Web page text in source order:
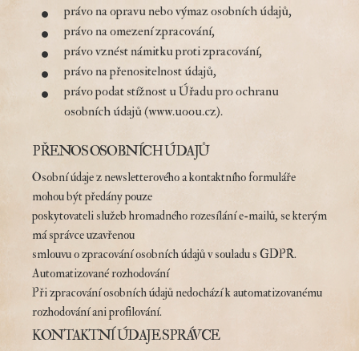
právo na opravu nebo výmaz osobních údajů,
právo na omezení zpracování,
právo vznést námitku proti zpracování,
právo na přenositelnost údajů,
právo podat stížnost u Úřadu pro ochranu
osobních údajů (www.uoou.cz).
PŘENOS OSOBNÍCH ÚDAJŮ
Osobní údaje z newsletterového a kontaktního formuláře
mohou být předány pouze
poskytovateli služeb hromadného rozesílání e-mailů, se kterým
má správce uzavřenou
smlouvu o zpracování osobních údajů v souladu s GDPR.
Automatizované rozhodování
Při zpracování osobních údajů nedochází k automatizovanému
rozhodování ani profilování.
KONTAKTNÍ ÚDAJE SPRÁVCE